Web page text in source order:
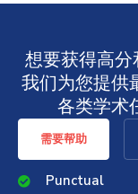
想要获得高分
我们为您提供
各类学术
需要帮助
Punctual